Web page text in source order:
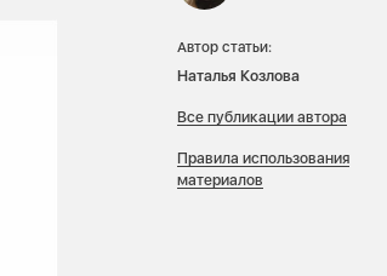
Автор статьи:
Наталья Козлова
Все публикации автора
Правила использования
материалов